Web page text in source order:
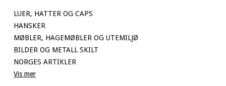
LUER, HATTER OG CAPS
HANSKER
MØBLER, HAGEMØBLER OG UTEMILJØ
BILDER OG METALL SKILT
NORGES ARTIKLER
Vis mer